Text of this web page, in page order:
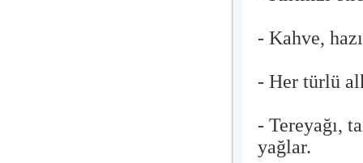
- Kahve,
- Her türlü
- Tereyağı,
yağlar.